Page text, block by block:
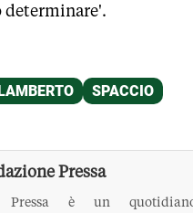
determinare'.
Pressa
Pressa è un